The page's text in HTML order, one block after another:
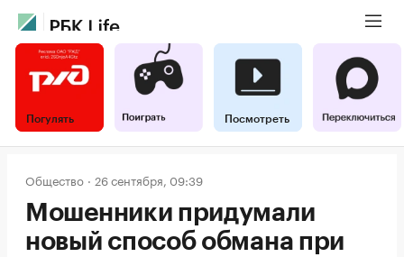
Погулять Посмотреть
Общество 26 сентября, 09:39
Мошенники придумали
новый способ обмана при